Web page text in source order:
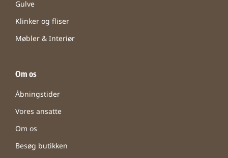
Gulve
Klinker og fliser
Møbler & Interiør
Om os
Åbningstider
Vores ansatte
Om os
Besøg butikken